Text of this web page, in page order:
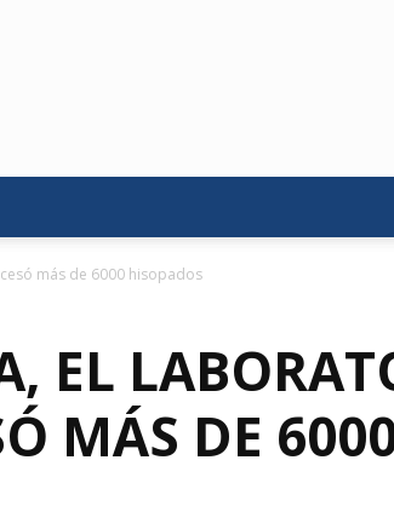
más de 6000 hisopados
EL
MÁS DE